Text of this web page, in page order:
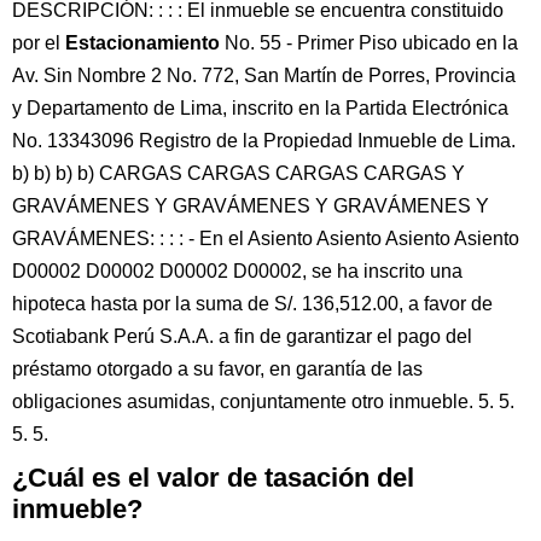
DESCRIPCIÓN: : : : El inmueble se encuentra constituido
por el
Estacionamiento No. 55 - Primer Piso ubicado en la
Av. Sin Nombre 2 No. 772, San Martín de Porres, Provincia
y Departamento de Lima, inscrito en la Partida Electrónica
No. 13343096 Registro de la Propiedad Inmueble de Lima.
b) b) b) b) CARGAS CARGAS CARGAS CARGAS Y
GRAVÁMENES Y GRAVÁMENES Y GRAVÁMENES Y
GRAVÁMENES: : : : - En el Asiento Asiento Asiento Asiento
D00002 D00002 D00002 D00002, se ha inscrito una
hipoteca hasta por la suma de S/. 136,512.00, a favor de
Scotiabank Perú S.A.A. a fin de garantizar el pago del
préstamo otorgado a su favor, en garantía de las
obligaciones asumidas, conjuntamente otro inmueble. 5. 5.
5. 5.
¿Cuál es el valor de tasación del
inmueble?